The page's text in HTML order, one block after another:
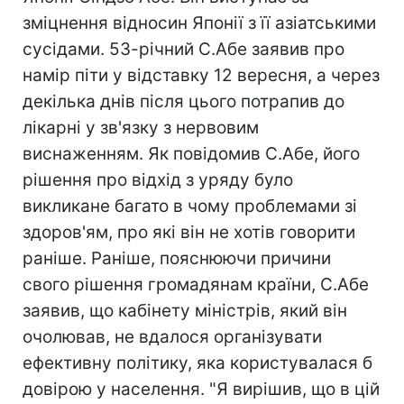
зміцнення відносин Японії з її азіатськими
сусідами. 53-річний С.Абе заявив про
намір піти у відставку 12 вересня, а через
декілька днів після цього потрапив до
лікарні у зв'язку з нервовим
виснаженням. Як повідомив С.Абе, його
рішення про відхід з уряду було
викликане багато в чому проблемами зі
здоров'ям, про які він не хотів говорити
раніше. Раніше, пояснюючи причини
свого рішення громадянам країни, С.Абе
заявив, що кабінету міністрів, який він
очолював, не вдалося організувати
ефективну політику, яка користувалася б
довірою у населення. "Я вирішив, що в цій